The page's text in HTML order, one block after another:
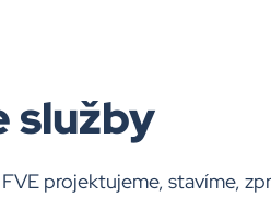
služby
projektujeme, stavíme,